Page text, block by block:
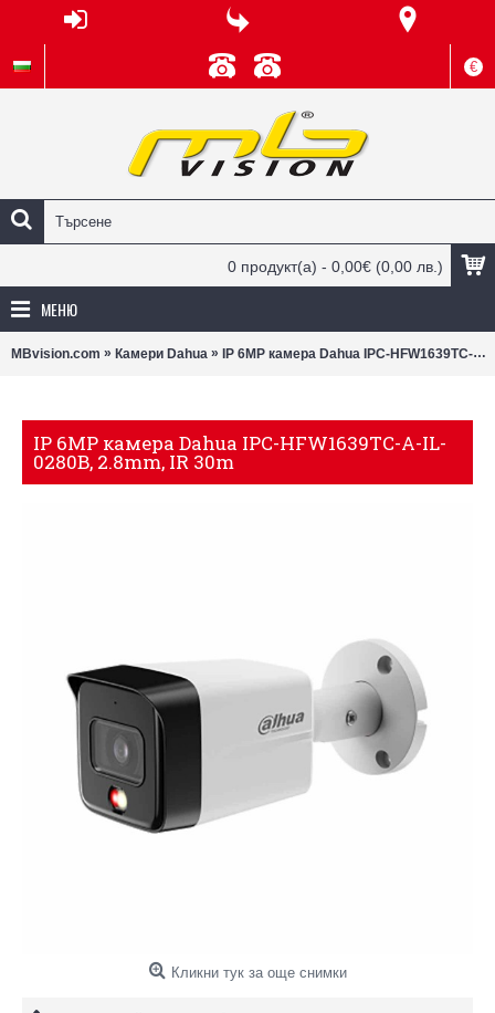
€
0 продукт(а) - 0,00€ (0,00 лв.)
МЕНЮ
MBvision.com » Камери Dahua » IP 6MP камера Dahua IPC-HFW1639TC-A-IL-0280B, 2.8mm, IR 30m
IP 6MP камера Dahua IPC-HFW1639TC-A-IL-
0280B, 2.8mm, IR 30m
Кликни тук за още снимки